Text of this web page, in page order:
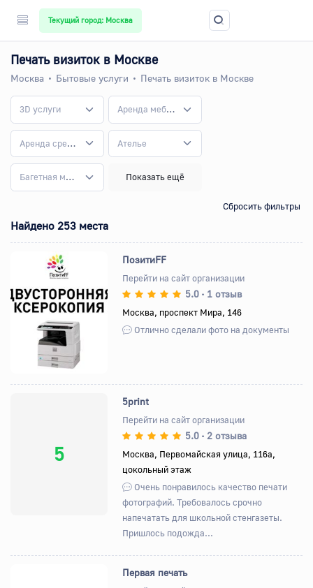
Текущий город: Москва
Печать визиток в Москве
Москва Бытовые услуги Печать визиток в Москве
3D услуги Аренда мебели
Аренда средств реабилитации Ателье
Багетная мастерская Показать ещё
Сбросить фильтры
Найдено 253 места
Назад Вперед
ПозитиFF
Перейти на сайт организации
5.0 • 1 отзыв
Москва, проспект Мира, 146
Отлично сделали фото на документы
5
5print
Перейти на сайт организации
5.0 • 2 отзыва
Москва, Первомайская улица, 116а,
цокольный этаж
Очень понравилось качество печати
фотографий. Требовалось срочно
напечатать для школьной стенгазеты.
Пришлось подожда...
Первая печать